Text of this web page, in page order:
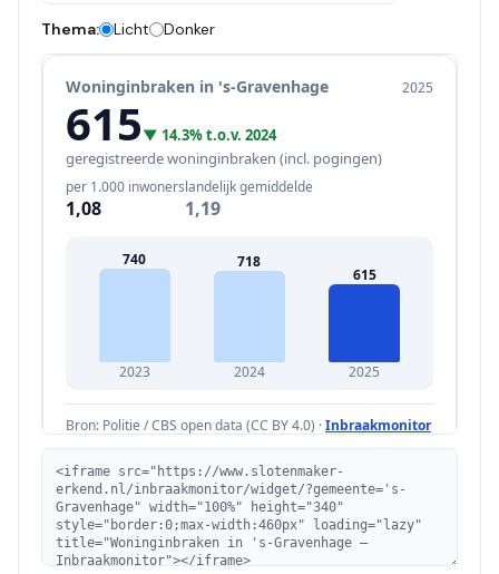
Thema: Licht Donker